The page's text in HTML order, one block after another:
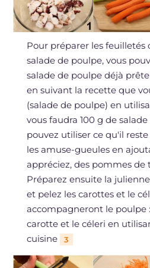
Pour préparer les feuilletés
salade de poulpe, vous
salade de poulpe déjà
en suivant la recette que
(salade de poulpe) en
vous faudra 100 g de
pouvez utiliser ce qu'il
les amuse-gueules en
appréciez, des pommes de
Préparez ensuite la
et pelez les carottes et le
accompagneront le poulpe
carotte et le céleri en
cuisine
3